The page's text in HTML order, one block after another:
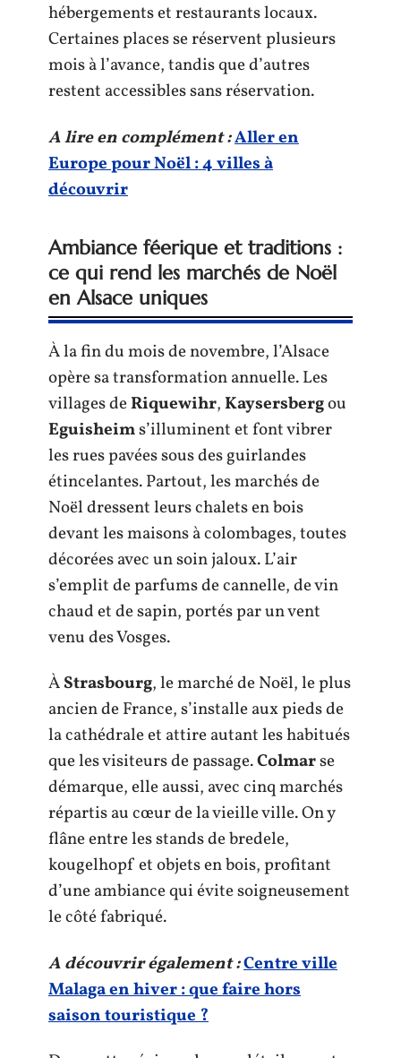
hébergements et restaurants locaux.
Certaines places se réservent plusieurs
mois à l’avance, tandis que d’autres
restent accessibles sans réservation.
A lire en complément :Aller en
Europe pour Noël : 4 villes à
découvrir
Ambiance féerique et traditions :
ce qui rend les marchés de Noël
en Alsace uniques
À la fin du mois de novembre, l’Alsace
opère sa transformation annuelle. Les
villages deRiquewihr,Kaysersbergou
Eguisheims’illuminent et font vibrer
les rues pavées sous des guirlandes
étincelantes. Partout, les marchés de
Noël dressent leurs chalets en bois
devant les maisons à colombages, toutes
décorées avec un soin jaloux. L’air
s’emplit de parfums de cannelle, de vin
chaud et de sapin, portés par un vent
venu des Vosges.
ÀStrasbourg, le marché de Noël, le plus
ancien de France, s’installe aux pieds de
la cathédrale et attire autant les habitués
que les visiteurs de passage.Colmarse
démarque, elle aussi, avec cinq marchés
répartis au cœur de la vieille ville. On y
flâne entre les stands de bredele,
kougelhopf et objets en bois, profitant
d’une ambiance qui évite soigneusement
le côté fabriqué.
A découvrir également :Centre ville
Malaga en hiver : que faire hors
saison touristique ?